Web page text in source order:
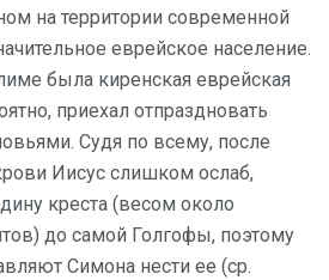
на территории современной
еврейское население.
была киренская еврейская
приехал отпраздновать
Судя по всему, после
Иисус слишком ослаб,
креста (весом около
до самой Голгофы, поэтому
Симона нести ее (ср.